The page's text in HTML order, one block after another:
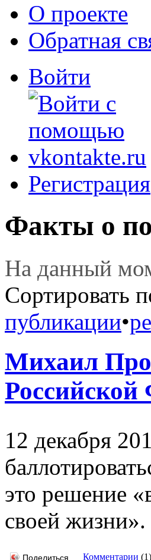
О проекте
Обратная
Войти
Регистрация
Факты о
На данный
Сортировать
публикации•
Михаил
Российской
12 декабря
это решение
своей жизни».
Поделиться Комментарии (1)